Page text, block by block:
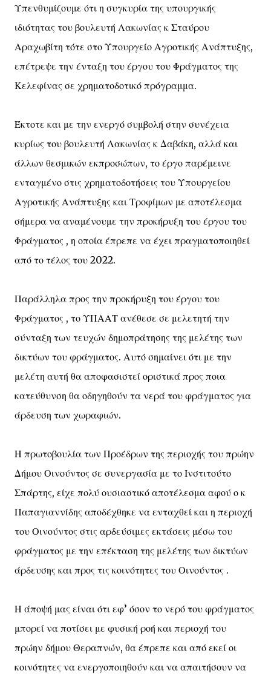
Υπενθυμίζουμε ότι η συγκυρία της υπουργικής
ιδιότητας του βουλευτή Λακωνίας κ Σταύρου
Αραχωβίτη τότε στο Υπουργείο Αγροτικής Ανάπτυξης,
επέτρεψε την ένταξη του έργου του Φράγματος της
Κελεφίνας σε χρηματοδοτικό πρόγραμμα.
Έκτοτε και με την ενεργό συμβολή στην συνέχεια
κυρίως του βουλευτή Λακωνίας κ Δαβάκη, αλλά και
άλλων θεσμικών εκπροσώπων, το έργο παρέμεινε
ενταγμένο στις χρηματοδοτήσεις του Υπουργείου
Αγροτικής Ανάπτυξης και Τροφίμων με αποτέλεσμα
σήμερα να αναμένουμε την προκήρυξη του έργου του
Φράγματος , η οποία έπρεπε να έχει πραγματοποιηθεί
από το τέλος του 2022.
Παράλληλα προς την προκήρυξη του έργου του
Φράγματος , το ΥΠΑΑΤ ανέθεσε σε μελετητή την
σύνταξη των τευχών δημοπράτησης της μελέτης των
δικτύων του φράγματος. Αυτό σημαίνει ότι με την
μελέτη αυτή θα αποφασιστεί οριστικά προς ποια
κατεύθυνση θα οδηγηθούν τα νερά του φράγματος για
άρδευση των χωραφιών.
Η πρωτοβουλία των Προέδρων της περιοχής του πρώην
Δήμου Οινούντος σε συνεργασία με το Ινστιτούτο
Σπάρτης, είχε πολύ ουσιαστικό αποτέλεσμα αφού ο κ
Παπαγιαννίδης αποδέχθηκε να ενταχθεί και η περιοχή
του Οινούντος στις αρδεύσιμες εκτάσεις μέσω του
φράγματος με την επέκταση της μελέτης των δικτύων
άρδευσης και προς τις κοινότητες του Οινούντος .
Η άποψή μας είναι ότι εφ’ όσον το νερό του φράγματος
μπορεί να ποτίσει με φυσική ροή και περιοχή του
πρώην δήμου Θεραπνών, θα έπρεπε και από εκεί οι
κοινότητες να ενεργοποιηθούν και να απαιτήσουν να